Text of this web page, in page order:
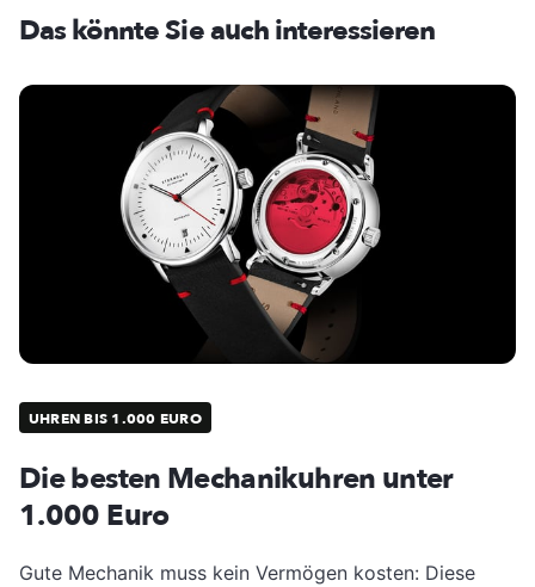
Das könnte Sie auch interessieren
UHREN BIS 1.000 EURO
Die besten Mechanikuhren unter
1.000 Euro
Gute Mechanik muss kein Vermögen kosten: Diese